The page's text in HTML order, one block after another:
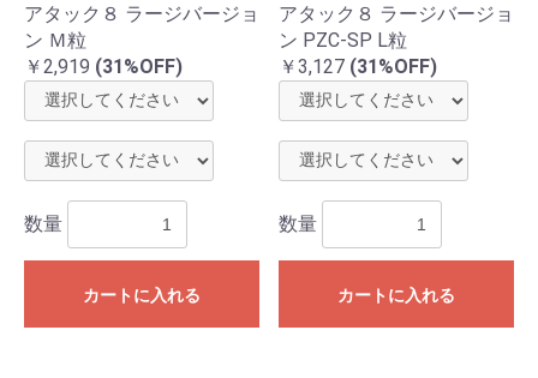
アタック８ ラージバージョ
ン Ｍ粒
￥2,919 (31%OFF)
数量
カートに入れる
アタック８ ラージバージョ
ン PZC-SP L粒
￥3,127 (31%OFF)
数量
カートに入れる